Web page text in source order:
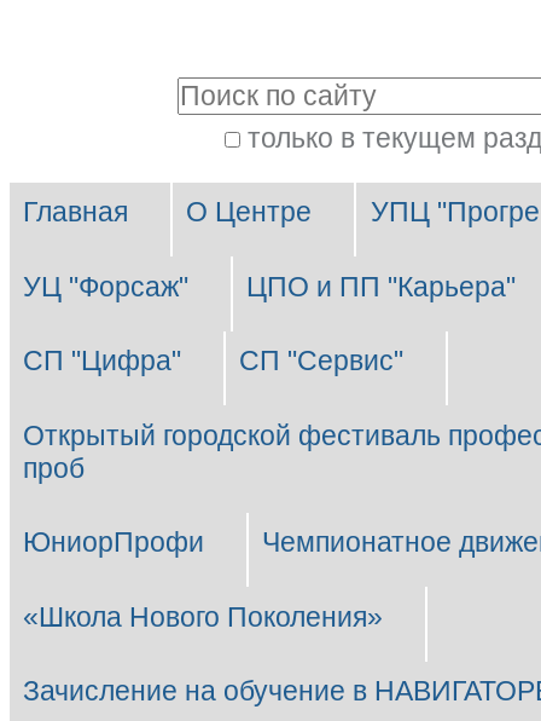
содержимому.
Перейти
навигации
только в текущем
поиск
Разделы
Главная О Центре УПЦ
УЦ "Форсаж" ЦПО и ПП "Карьера"
СП "Цифра" СП "Сервис"
Открытый городской фестиваль
проб
ЮниорПрофи Чемпионатное
«Школа Нового Поколения»
Зачисление на обучение в